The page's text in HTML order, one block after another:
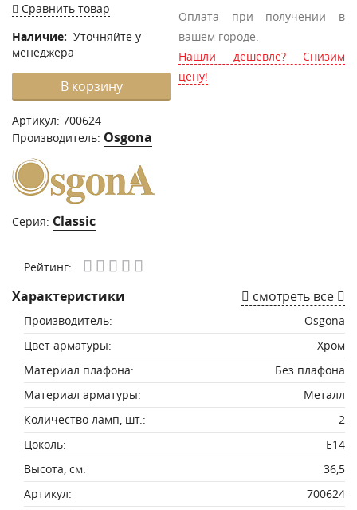
Сравнить товар
Наличие: Уточняйте у
менеджера
В корзину
Артикул: 700624
Производитель: Osgona
Серия: Classic
Оплата при получении в
вашем городе.
Нашли дешевле? Снизим
цену!
Рейтинг:
Характеристики смотреть все
Производитель:
Osgona
Цвет арматуры:
Хром
Материал плафона:
Без плафона
Материал арматуры:
Металл
Количество ламп, шт.:
2
Цоколь:
E14
Высота, см:
36,5
Артикул:
700624